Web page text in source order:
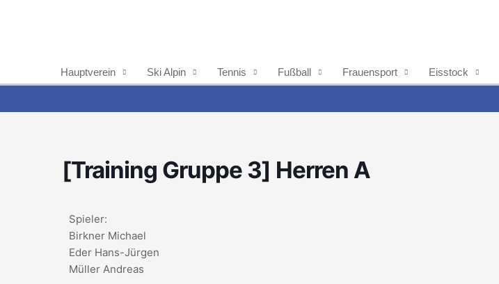
Hauptverein Ski Alpin Tennis Fußball Frauensport Eisstock
[Training Gruppe 3] Herren A
Spieler:
Birkner Michael
Eder Hans-Jürgen
Müller Andreas